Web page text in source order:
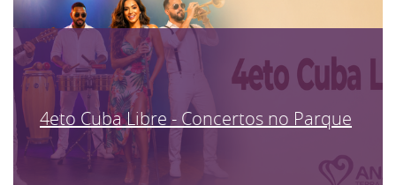
4eto Cuba Libre - Concertos no Parque